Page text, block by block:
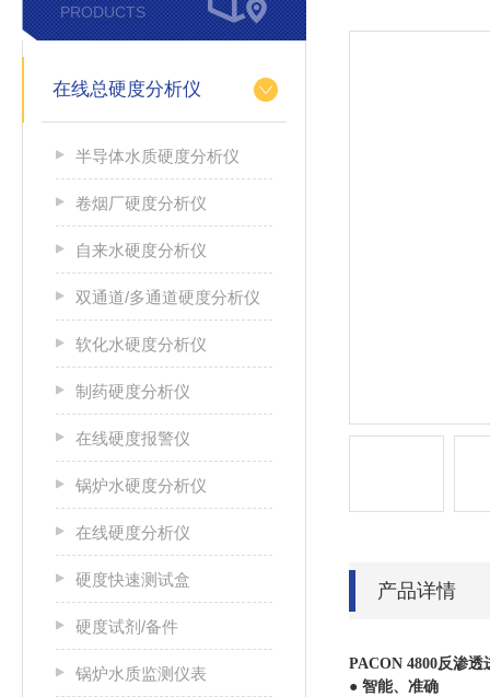
PRODUCTS
在线总硬度分析仪
半导体水质硬度分析仪
卷烟厂硬度分析仪
自来水硬度分析仪
双通道/多通道硬度分析仪
软化水硬度分析仪
制药硬度分析仪
在线硬度报警仪
锅炉水硬度分析仪
在线硬度分析仪
硬度快速测试盒
硬度试剂/备件
锅炉水质监测仪表
产品详情
PACON 4800反渗透
● 智能、准确